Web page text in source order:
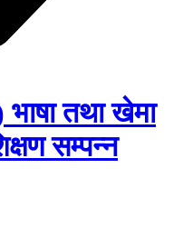
तथा खेमा
सम्पन्न